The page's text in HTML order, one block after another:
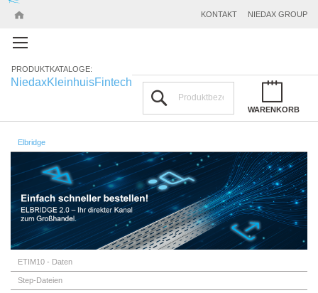
NIEDAX GROUP
KONTAKT
PRODUKTKATALOGE:
NiedaxKleinhuisFintech
WARENKORB
Elbridge
ETIM10 - Daten
Step-Dateien